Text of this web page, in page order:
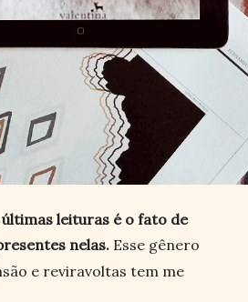
leituras é o fato de
nelas. Esse gênero
e reviravoltas tem me